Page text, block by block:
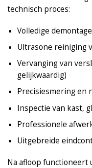
technisch proces:
Volledige
Ultrasone reiniging
Vervanging van
gelijkwaardig)
Precisiesmering en
Inspectie van kast,
Professionele
Uitgebreide
Na afloop functioneert